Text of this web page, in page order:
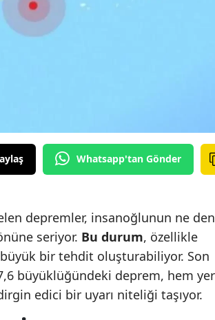
Whatsapp'tan Gönder
depremler, insanoğlunun ne
seriyor. Bu durum, özellikle
bir tehdit oluşturabiliyor. Son
büyüklüğündeki deprem, hem
edici bir uyarı niteliği taşıyor.